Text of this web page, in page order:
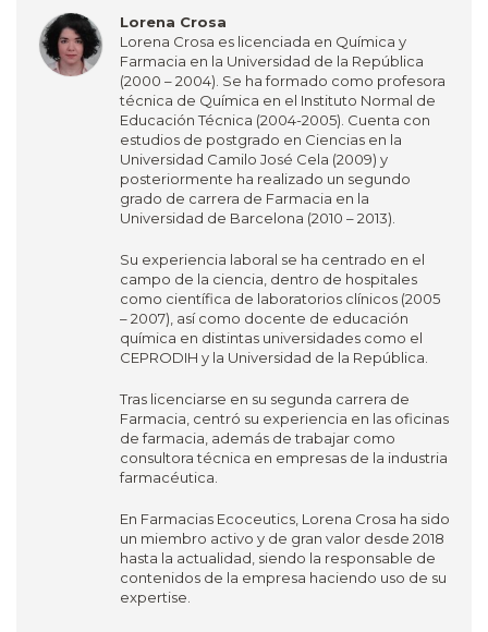
Lorena Crosa
Lorena Crosa es licenciada en Química y
Farmacia en la Universidad de la República
(2000 – 2004). Se ha formado como profesora
técnica de Química en el Instituto Normal de
Educación Técnica (2004-2005). Cuenta con
estudios de postgrado en Ciencias en la
Universidad Camilo José Cela (2009) y
posteriormente ha realizado un segundo
grado de carrera de Farmacia en la
Universidad de Barcelona (2010 – 2013).
Su experiencia laboral se ha centrado en el
campo de la ciencia, dentro de hospitales
como científica de laboratorios clínicos (2005
– 2007), así como docente de educación
química en distintas universidades como el
CEPRODIH y la Universidad de la República.
Tras licenciarse en su segunda carrera de
Farmacia, centró su experiencia en las oficinas
de farmacia, además de trabajar como
consultora técnica en empresas de la industria
farmacéutica.
En Farmacias Ecoceutics, Lorena Crosa ha sido
un miembro activo y de gran valor desde 2018
hasta la actualidad, siendo la responsable de
contenidos de la empresa haciendo uso de su
expertise.